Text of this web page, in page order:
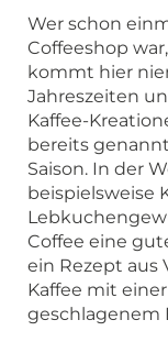
Wer schon
Coffeeshop
kommt hier
Jahreszeiten
Kaffee-
bereits
Saison. In der
beispielsweise
Coffee eine
ein Rezept aus
Kaffee mit
geschlagenem